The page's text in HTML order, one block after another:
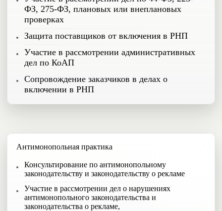
ФЗ, 275-ФЗ, плановых или внеплановых
проверках
Защита поставщиков от включения в РНП
Участие в рассмотрении административных
дел по КоАП
Сопровождение заказчиков в делах о
включении в РНП
Антимонопольная практика
Консультирование по антимонопольному
законодательству и законодательству о рекламе
Участие в рассмотрении дел о нарушениях
антимонопольного законодательства и
законодательства о рекламе,